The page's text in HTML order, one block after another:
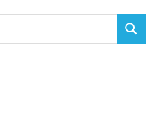
Z